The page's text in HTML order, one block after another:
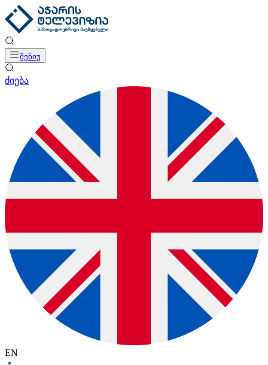
მენიუ
ძიება
EN